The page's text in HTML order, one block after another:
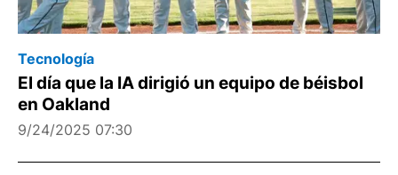
Tecnología
El día que la IA dirigió un equipo de béisbol
en Oakland
9/24/2025 07:30